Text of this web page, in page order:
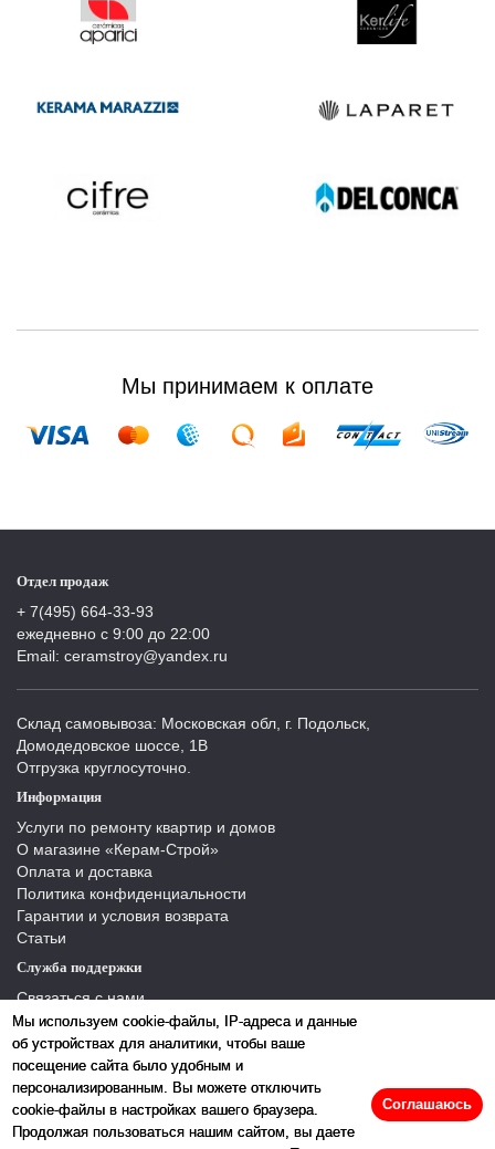
Мы используем cookie-файлы, IP-адреса и данные
об устройствах для аналитики, чтобы ваше
посещение сайта было удобным и
персонализированным. Вы можете отключить
cookie-файлы в настройках вашего браузера.
Продолжая пользоваться нашим сайтом, вы даете
Соглашаюсь
Мы принимаем к оплате
Отдел продаж
+ 7(495) 664-33-93
ежедневно с 9:00 до 22:00
Email: ceramstroy@yandex.ru
Склад самовывоза: Московская обл, г. Подольск,
Домодедовское шоссе, 1В
Отгрузка круглосуточно.
Информация
Услуги по ремонту квартир и домов
О магазине «Керам-Строй»
Оплата и доставка
Политика конфиденциальности
Гарантии и условия возврата
Статьи
Служба поддержки
Связаться с нами
Отзывы
Производители
Карта сайта